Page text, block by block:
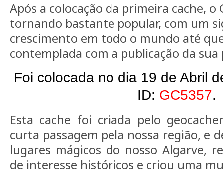
Após a colocação da primeira cache, o
tornando bastante popular, com um
crescimento em todo o mundo até
contemplada com a publicação da
Foi colocada no dia 19 de Abril
ID: GC5357.
Esta cache foi criada pelo
curta passagem pela nossa região, e
lugares mágicos do nosso Algarve,
de interesse históricos e criou uma